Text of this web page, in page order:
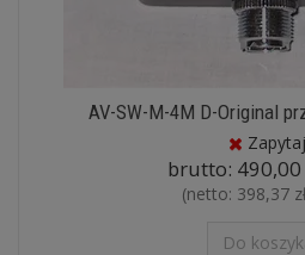
AV-SW-M-4M D-Original
Zapytaj
brutto: 490,00
(netto: 398,37
Do